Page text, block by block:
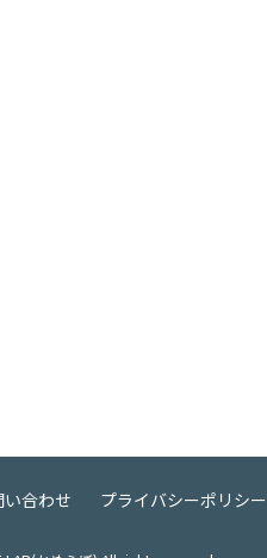
い合わせ プライバシーポリシー